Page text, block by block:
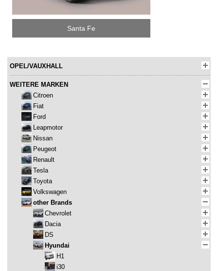
Santa Fe
OPEL/VAUXHALL
WEITERE MARKEN
Citroen
Fiat
Ford
Leapmotor
Nissan
Peugeot
Renault
Tesla
Toyota
Volkswagen
other Brands
Chevrolet
Dacia
DS
Hyundai
H1
i30